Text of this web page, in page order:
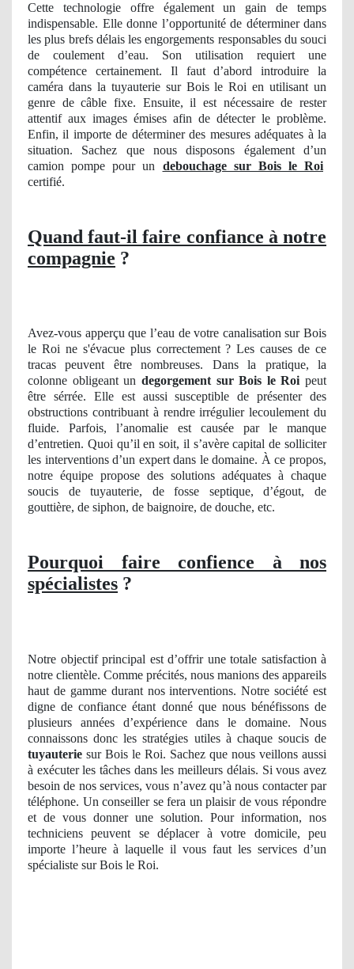
Cette technologie offre également un gain de temps
indispensable. Elle donne l’opportunité de déterminer dans
les plus brefs délais les engorgements responsables du souci
de coulement d’eau. Son utilisation requiert une
compétence certainement. Il faut d’abord introduire la
caméra dans la tuyauterie sur Bois le Roi en utilisant un
genre de câble fixe. Ensuite, il est nécessaire de rester
attentif aux images émises afin de détecter le problème.
Enfin, il importe de déterminer des mesures adéquates à la
situation. Sachez que nous disposons également d’un
camion pompe pour un debouchage sur Bois le Roi
certifié.
Quand faut-il faire confiance à notre
compagnie ?
Avez-vous apperçu que l’eau de votre canalisation sur Bois
le Roi ne s'évacue plus correctement ? Les causes de ce
tracas peuvent être nombreuses. Dans la pratique, la
colonne obligeant un degorgement sur Bois le Roipeut
être sérrée. Elle est aussi susceptible de présenter des
obstructions contribuant à rendre irrégulier lecoulement du
fluide. Parfois, l’anomalie est causée par le manque
d’entretien. Quoi qu’il en soit, il s’avère capital de solliciter
les interventions d’un expert dans le domaine. À ce propos,
notre équipe propose des solutions adéquates à chaque
soucis de tuyauterie, de fosse septique, d’égout, de
gouttière, de siphon, de baignoire, de douche, etc.
Pourquoi faire confience à nos
spécialistes ?
Notre objectif principal est d’offrir une totale satisfaction à
notre clientèle. Comme précités, nous manions des appareils
haut de gamme durant nos interventions. Notre société est
digne de confiance étant donné que nous bénéfissons de
plusieurs années d’expérience dans le domaine. Nous
connaissons donc les stratégies utiles à chaque soucis de
tuyauterie sur Bois le Roi. Sachez que nous veillons aussi
à exécuter les tâches dans les meilleurs délais. Si vous avez
besoin de nos services, vous n’avez qu’à nous contacter par
téléphone. Un conseiller se fera un plaisir de vous répondre
et de vous donner une solution. Pour information, nos
techniciens peuvent se déplacer à votre domicile, peu
importe l’heure à laquelle il vous faut les services d’un
spécialiste sur Bois le Roi.